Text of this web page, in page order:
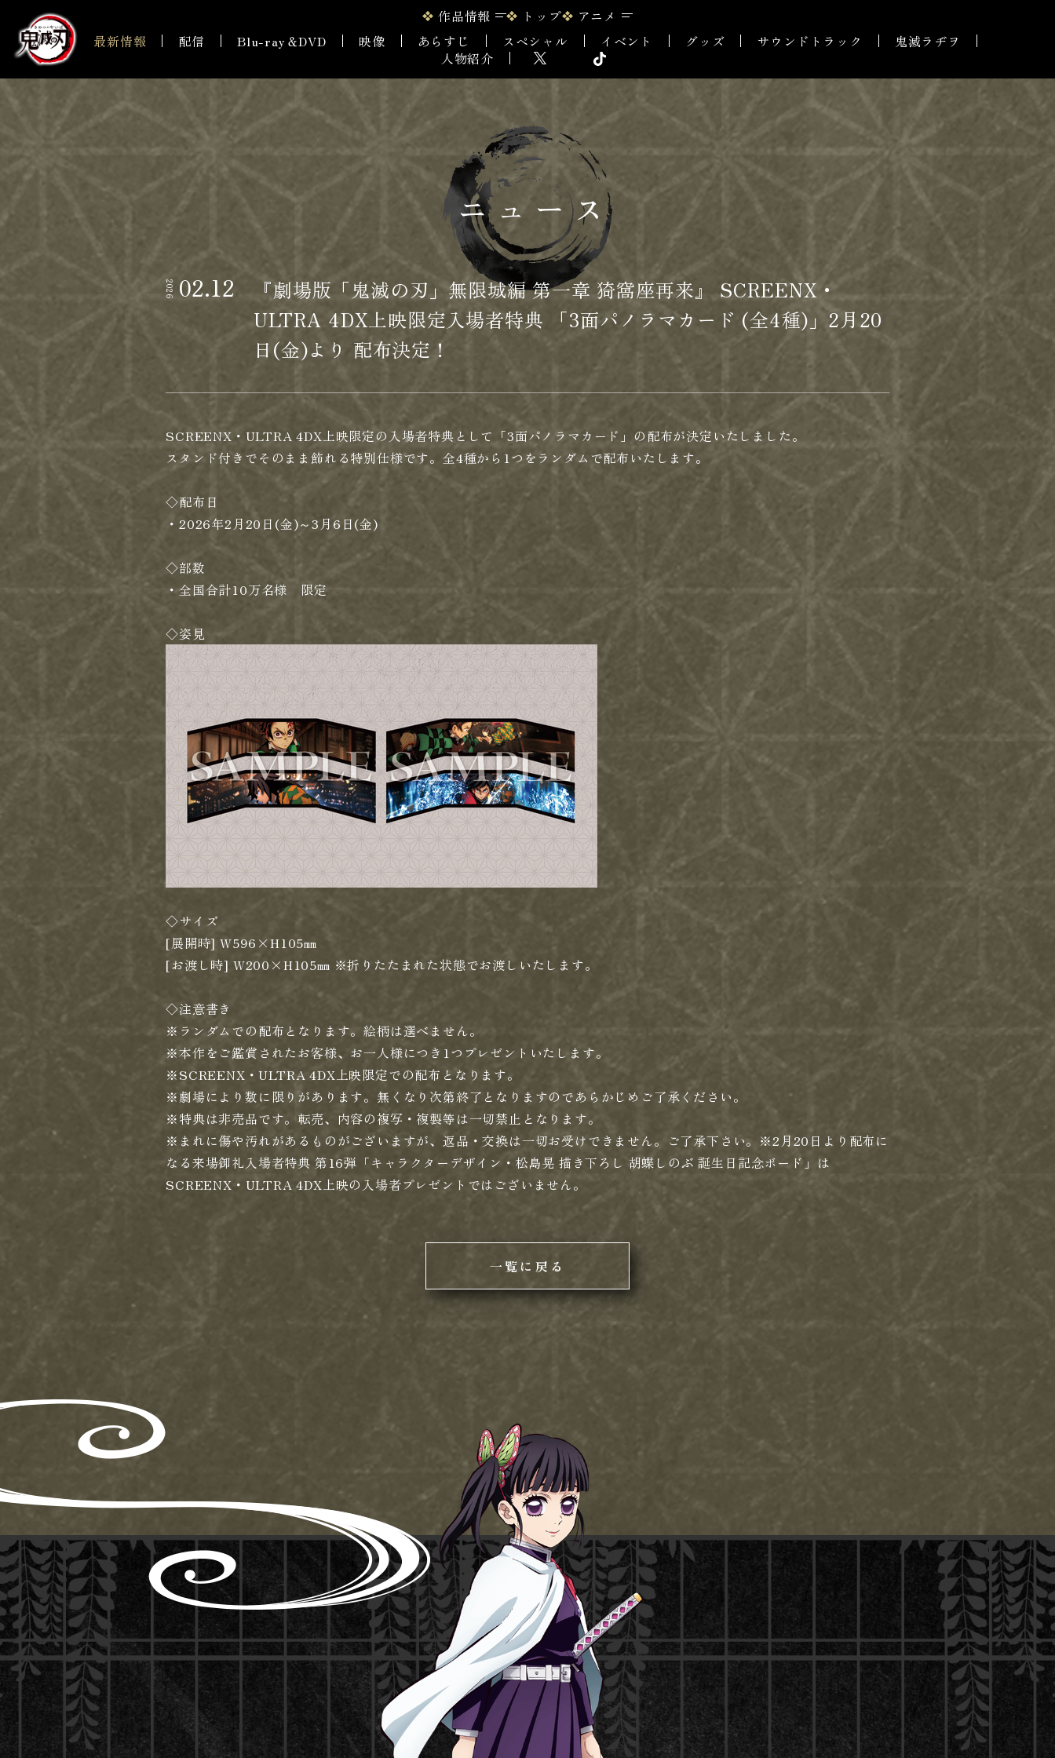
作品情報 トップ
アニメ
最新情報
配信 Blu-ray＆DVD 映像 あらすじ スペシャル イベント グッズ サウンドトラック
鬼滅ラヂヲ
人物紹介
ニュース
2026 02.12
『劇場版「鬼滅の刃」無限城編 第一章 猗窩座再来』 SCREENX・
ULTRA 4DX上映限定入場者特典 「3面パノラマカード (全4種)」2月20
日(金)より 配布決定！
SCREENX・ULTRA 4DX上映限定の入場者特典として「3面パノラマカード」の配布が決定いたしました。
スタンド付きでそのまま飾れる特別仕様です。全4種から1つをランダムで配布いたします。
◇配布日
・2026年2月20日(金)～3月6日(金)
◇部数
・全国合計10万名様 限定
◇姿見
◇サイズ
[展開時] W596×H105㎜
[お渡し時] W200×H105㎜ ※折りたたまれた状態でお渡しいたします。
◇注意書き
※ランダムでの配布となります。絵柄は選べません。
※本作をご鑑賞されたお客様、お一人様につき1つプレゼントいたします。
※SCREENX・ULTRA 4DX上映限定での配布となります。
※劇場により数に限りがあります。無くなり次第終了となりますのであらかじめご了承ください。
※特典は非売品です。転売、内容の複写・複製等は一切禁止となります。
※まれに傷や汚れがあるものがございますが、返品・交換は一切お受けできません。ご了承下さい。※2月20日より配布に
なる来場御礼入場者特典 第16弾「キャラクターデザイン・松島晃 描き下ろし 胡蝶しのぶ 誕生日記念ボード」は
SCREENX・ULTRA 4DX上映の入場者プレゼントではございません。
一覧に戻る